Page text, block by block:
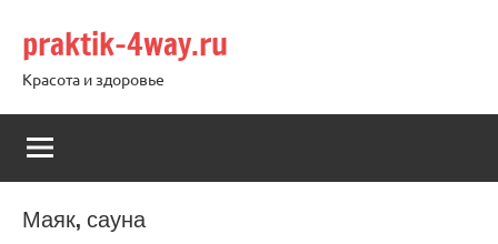
содержимому
praktik-4way.ru
Красота и здоровье
Маяк, сауна